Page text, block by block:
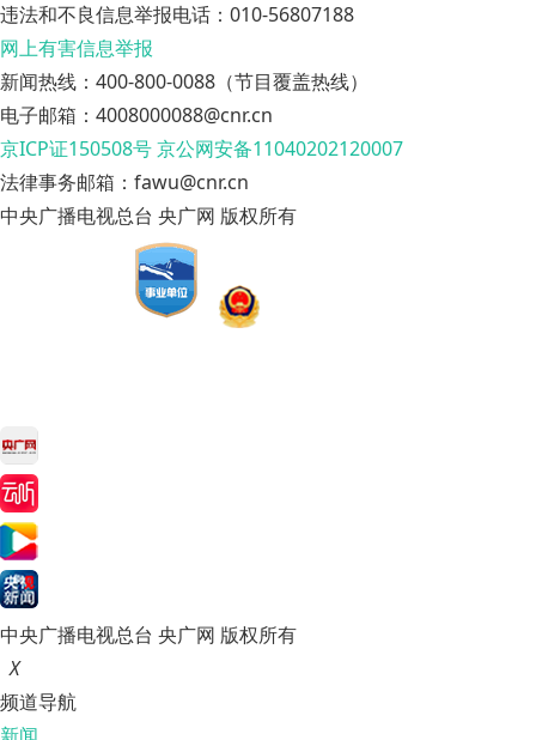
违法和不良信息举报电话：010-56807188
网上有害信息举报
新闻热线：400-800-0088（节目覆盖热线）
电子邮箱：4008000088@cnr.cn
京ICP证150508号京公网安备11040202120007
法律事务邮箱：fawu@cnr.cn
中央广播电视总台 央广网 版权所有
中央广播电视总台 央广网 版权所有
X
频道导航